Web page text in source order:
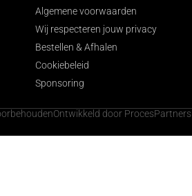
Algemene voorwaarden
Wij respecteren jouw privacy
Bestellen & Afhalen
Cookiebeleid
Sponsoring
Ontwikkeld door ProcesPartners